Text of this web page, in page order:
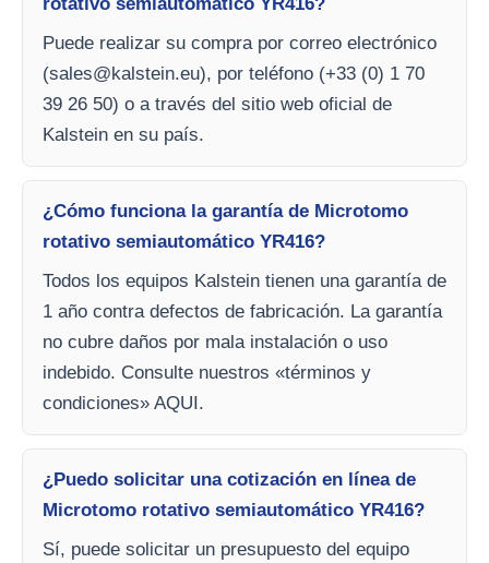
Puede realizar su compra por correo electrónico
(sales@kalstein.eu), por teléfono (+33 (0) 1 70
39 26 50) o a través del sitio web oficial de
Kalstein en su país.
¿Cómo funciona la garantía de Microtomo
rotativo semiautomático YR416?
Todos los equipos Kalstein tienen una garantía de
1 año contra defectos de fabricación. La garantía
no cubre daños por mala instalación o uso
indebido. Consulte nuestros «términos y
condiciones» AQUI.
¿Puedo solicitar una cotización en línea de
Microtomo rotativo semiautomático YR416?
Sí, puede solicitar un presupuesto del equipo